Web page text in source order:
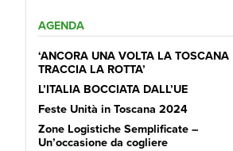
AGENDA
‘ANCORA UNA VOLTA LA TOSCANA
TRACCIA LA ROTTA’
L’ITALIA BOCCIATA DALL’UE
Feste Unità in Toscana 2024
Zone Logistiche Semplificate –
Un’occasione da cogliere